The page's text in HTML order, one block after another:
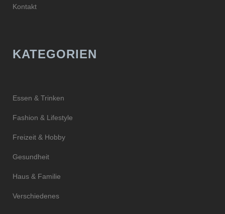
Kontakt
KATEGORIEN
Essen & Trinken
Fashion & Lifestyle
Freizeit & Hobby
Gesundheit
Haus & Familie
Verschiedenes